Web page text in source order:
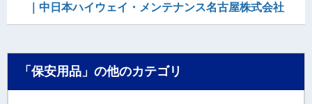
｜中日本ハイウェイ・メンテナンス名古屋株式会社
「保安用品」の他のカテゴリ